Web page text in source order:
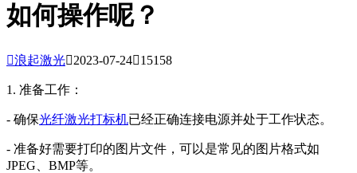
如何操作呢？
浪起激光2023-07-2415158
1. 准备工作：
- 确保光纤激光打标机已经正确连接电源并处于工作状态。
- 准备好需要打印的图片文件，可以是常见的图片格式如
JPEG、BMP等。